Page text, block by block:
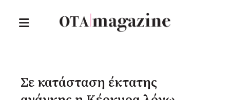
Σε κατάσταση έκτατης